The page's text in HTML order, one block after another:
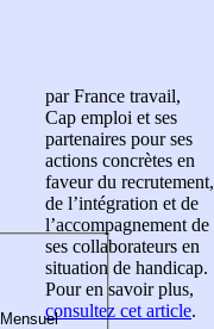
par France travail,
Cap emploi et ses
partenaires pour ses
actions concrètes en
faveur du recrutement,
de l’intégration et de
l’accompagnement de
ses collaborateurs en
situation de handicap.
Pour en savoir plus,
consultez cet article.